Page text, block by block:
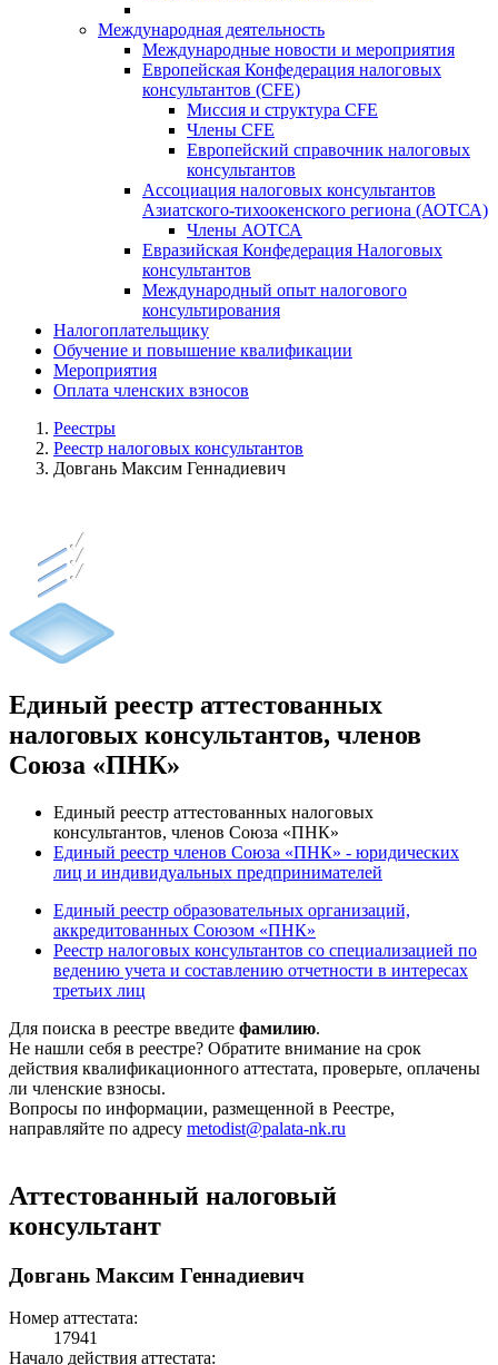
Международная деятельность
Международные новости и мероприятия
Европейская Конфедерация налоговых
консультантов (CFE)
Миссия и структура CFE
Члены CFE
Европейский справочник налоговых
консультантов
Ассоциация налоговых консультантов
Азиатского-тихоокенского региона (АОТСА)
Члены АОТСА
Евразийская Конфедерация Налоговых
консультантов
Международный опыт налогового
консультирования
Налогоплательщику
Обучение и повышение квалификации
Мероприятия
Оплата членских взносов
Реестры
Реестр налоговых консультантов
Довгань Максим Геннадиевич
Единый реестр аттестованных
налоговых консультантов, членов
Союза «ПНК»
Единый реестр аттестованных налоговых
консультантов, членов Союза «ПНК»
Единый реестр членов Союза «ПНК» - юридических
лиц и индивидуальных предпринимателей
Единый реестр образовательных организаций,
аккредитованных Союзом «ПНК»
Реестр налоговых консультантов со специализацией по
ведению учета и составлению отчетности в интересах
третьих лиц
Для поиска в реестре введите фамилию.
Не нашли себя в реестре? Обратите внимание на срок
действия квалификационного аттестата, проверьте, оплачены
ли членские взносы.
Вопросы по информации, размещенной в Реестре,
направляйте по адресу metodist@palata-nk.ru
Аттестованный налоговый
консультант
Довгань Максим Геннадиевич
Номер аттестата:
17941
Начало действия аттестата: